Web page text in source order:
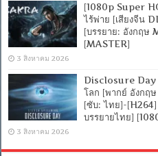
[1080p Super
ไร้พ่าย [เสียงจีน
[บรรยาย: อังกฤษ
[MASTER]
3 สิงหาคม 2026
Disclosure Day
โลก [พากย์ อังกฤ
[ซับ: ไทย]-
บรรยายไทย]
3 สิงหาคม 2026